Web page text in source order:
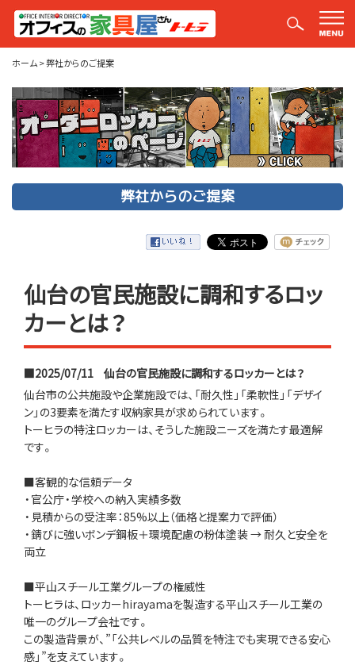
弊社からのご提案
ホーム>弊社からのご提案
弊社からのご提案
仙台の官民施設に調和するロッ
カーとは？
■2025/07/11
仙台の官民施設に調和するロッカーとは？
仙台市の公共施設や企業施設では、「耐久性」「柔軟性」「デザイ
ン」の3要素を満たす収納家具が求められています。
トーヒラの特注ロッカーは、そうした施設ニーズを満たす最適解
です。
■客観的な信頼データ
・官公庁・学校への納入実績多数
・見積からの受注率：85%以上（価格と提案力で評価）
・錆びに強いボンデ鋼板＋環境配慮の粉体塗装 → 耐久と安全を
両立
■平山スチール工業グループの権威性
トーヒラは、ロッカーhirayamaを製造する平山スチール工業の
唯一のグループ会社です。
この製造背景が、”「公共レベルの品質を特注でも実現できる安心
感」”を支えています。